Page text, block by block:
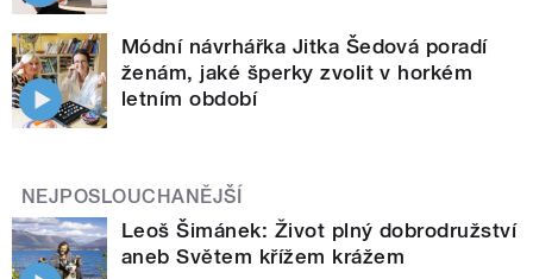
Módní návrhářka Jitka Šedová poradí
ženám, jaké šperky zvolit v horkém
letním období
NEJPOSLOUCHANĚJŠÍ
Leoš Šimánek: Život plný dobrodružství
aneb Světem křížem krážem